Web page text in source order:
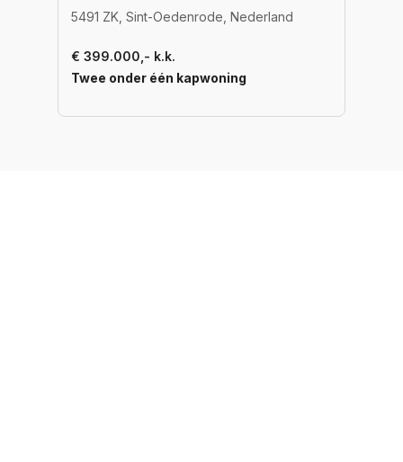
5491 ZK, Sint-Oedenrode, Nederland
€ 399.000,- k.k.
Twee onder één kapwoning